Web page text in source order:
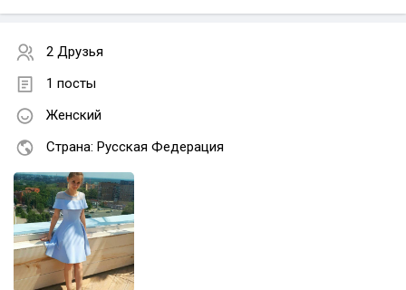
2 Друзья
1 посты
Женский
Страна: Русская Федерация